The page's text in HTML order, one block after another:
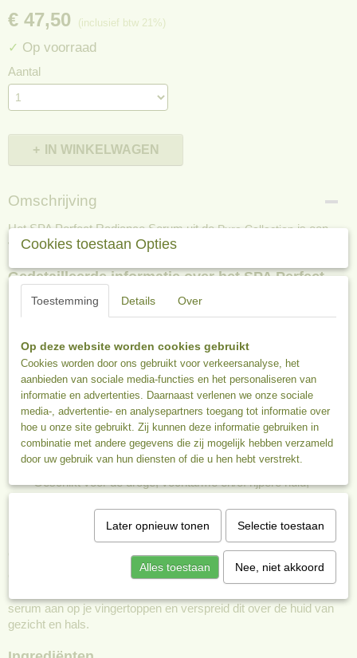
€ 47,50 (inclusief btw 21%)
✓ Op voorraad
Aantal
IN WINKELWAGEN
Omschrijving
Het SPA Perfect Radiance Serum uit dePure Collectionis een
verhelderend en verfrissend serum met een luchtige textuur.
Gedetailleerde informatie over het SPA Perfect
Radiance Serum
ervoor dat de werkstoffen diep in de huid terechtkomen
Bevat 5 verschillende fruitextracten (papaja, mango, meloen,
aardbei en cranberry) gericht op het verhelderen en
verfrissen van de huid
Deze fruitextracten zijn tevens sterke antioxidanten en
helpen de huidcellen te beschermen tegen schadelijke
invloeden van buitenaf
Geschikt voor de droge, vochtarme en/of rijpere huid,
Verkrijgbaar in 50 ml airless pompverpakking
Gebruik het serum onder je dag- en nachtcrème. Breng na de
serum aan op je vingertoppen en verspreid dit over de huid van
gezicht en hals.
Cookies toestaan Opties
Toestemming Details Over
Op deze website worden cookies gebruikt
Cookies worden door ons gebruikt voor verkeersanalyse, het
aanbieden van sociale media-functies en het personaliseren van
informatie en advertenties. Daarnaast verlenen we onze sociale
media-, advertentie- en analysepartners toegang tot informatie over
hoe u onze site gebruikt. Zij kunnen deze informatie gebruiken in
combinatie met andere gegevens die zij mogelijk hebben verzameld
door uw gebruik van hun diensten of die u hen hebt verstrekt.
Later opnieuw tonen Selectie toestaan
Alles toestaan Nee, niet akkoord